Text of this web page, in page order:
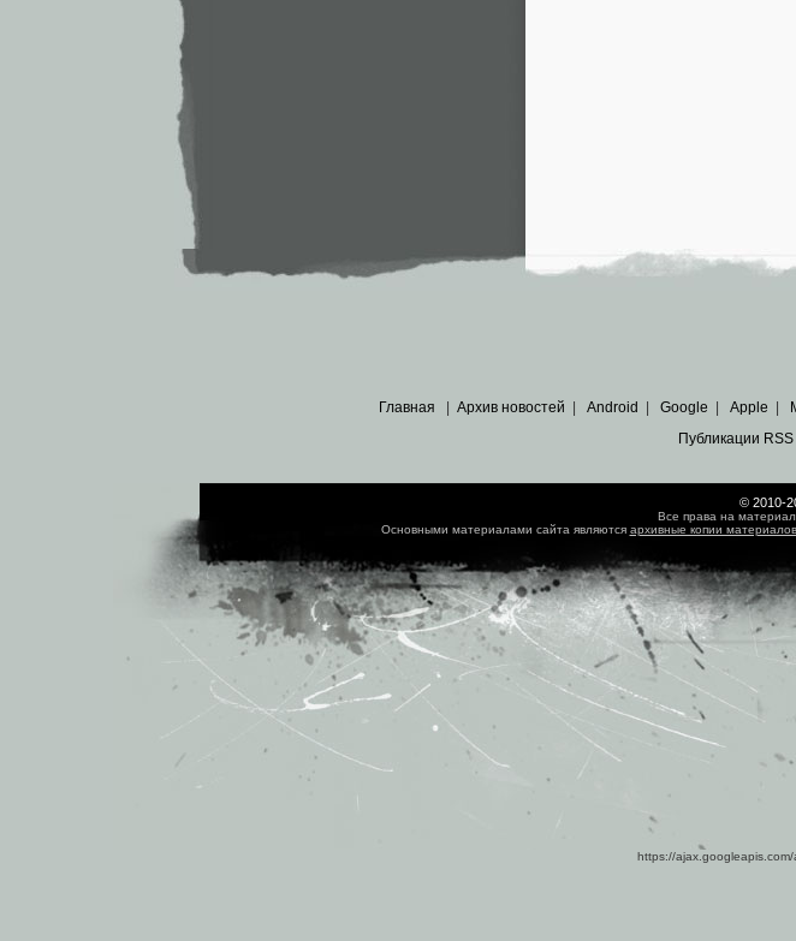
Главная Архив новостей Android Google Apple
Публикации RSS
© 2010-
Все права на
Основными материалами сайта являются архивные копии материалов
https://